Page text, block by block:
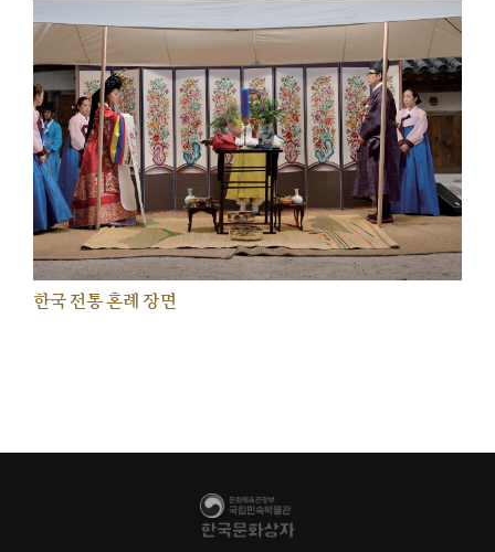
한국 전통 혼례 장면